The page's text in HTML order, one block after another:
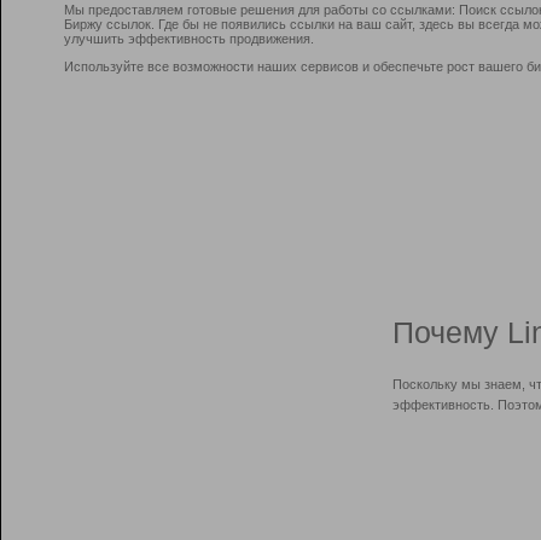
Мы предоставляем готовые решения для работы со ссылками: Поиск
Биржу ссылок. Где бы не появились ссылки на ваш сайт, здесь вы всегда
улучшить эффективность продвижения.
Используйте все возможности наших сервисов и обеспечьте рост вашего
Почему
Поскольку мы знаем,
эффективность.